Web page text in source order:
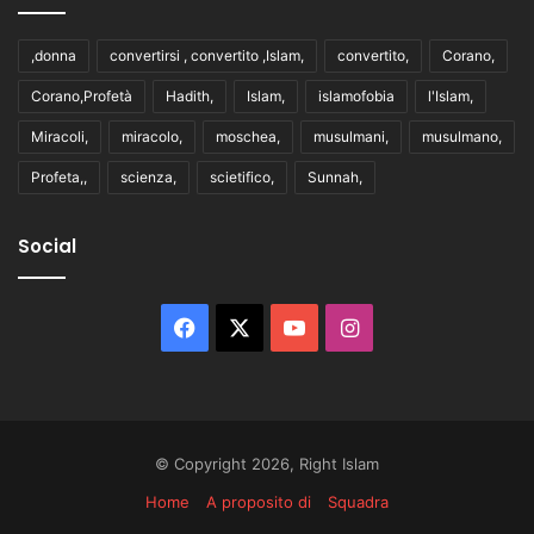
,donna convertirsi , convertito ,Islam, convertito, Corano,
Corano,Profetà Hadith, Islam, islamofobia l'Islam,
Miracoli, miracolo, moschea, musulmani, musulmano,
Profeta,, scienza, scietifico, Sunnah,
Social
Facebook
You Instagram
© Copyright 2026, Right Islam
Home
A proposito di Squadra